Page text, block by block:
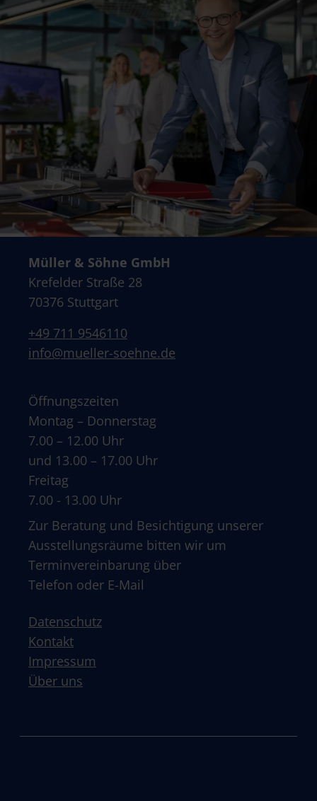
Müller & Söhne GmbH
Krefelder Straße 28
70376 Stuttgart
+49 711 9546110
info@mueller-soehne.de
Öffnungszeiten
Montag – Donnerstag
7.00 – 12.00 Uhr
und 13.00 – 17.00 Uhr
Freitag
7.00 - 13.00 Uhr
Zur Beratung und Besichtigung unserer
Ausstellungsräume bitten wir um
Terminvereinbarung über
Telefon oder E-Mail
Datenschutz
Kontakt
Impressum
Über uns